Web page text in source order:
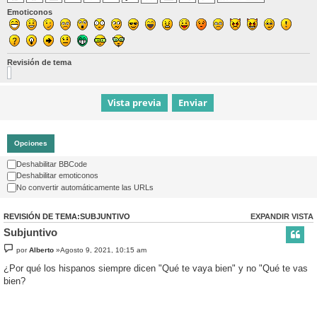
Emoticonos
Revisión de tema
Opciones
Deshabilitar BBCode
Deshabilitar emoticonos
No convertir automáticamente las URLs
EXPANDIR VISTA
REVISIÓN DE TEMA:SUBJUNTIVO
Subjuntivo
porAlberto »Agosto 9, 2021, 10:15 am
¿Por qué los hispanos siempre dicen "Qué te vaya bien" y no "Qué te vas
bien?